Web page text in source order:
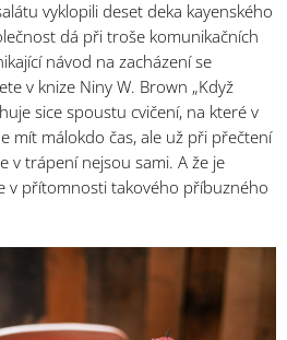
vyklopili deset deka kayenského
dá při troše komunikačních
návod na zacházení se
v knize Niny W. Brown „Když
sice spoustu cvičení, na které v
mít málokdo čas, ale už při přečtení
v trápení nejsou sami. A že je
v přítomnosti takového příbuzného